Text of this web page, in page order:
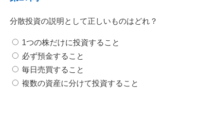
分散投資の説明として正しいものはどれ？
1つの株だけに投資すること
必ず預金すること
毎日売買すること
複数の資産に分けて投資すること